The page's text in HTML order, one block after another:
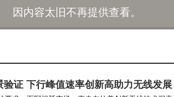
加密解决方案的紧迫需求之际，与
因内容太旧不再提供查看。
证 下行峰值速率创新高助力无线发展